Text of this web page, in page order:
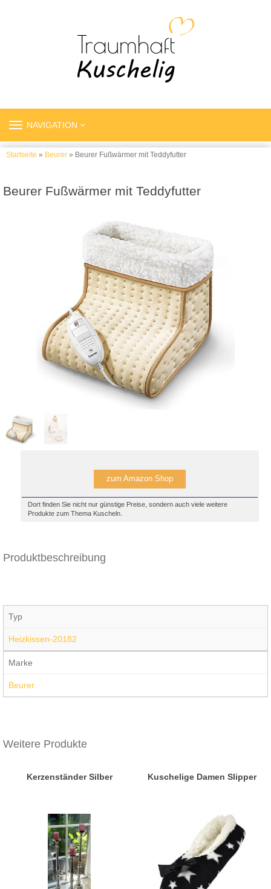
TOGGLE
NAVIGATION
Startseite » Beurer » Beurer Fußwärmer mit Teddyfutter
Beurer Fußwärmer mit Teddyfutter
zum Amazon Shop
Dort finden Sie nicht nur günstige Preise, sondern auch viele weitere
Produkte zum Thema Kuscheln.
Produktbeschreibung
Typ
Heizkissen-20182
Marke
Beurer
Weitere Produkte
Kerzenständer Silber Kuschelige Damen Slipper